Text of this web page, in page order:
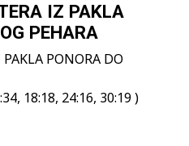
IZ PAKLA
PEHARA
PONORA DO
18:18, 24:16, 30:19 )